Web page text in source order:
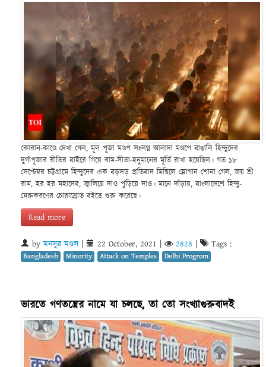
কোরান-কাণ্ডে দেখা গেল, মূল পূজা মণ্ডপ সংলগ্ন আলাদা মণ্ডপে বাঙালি হিন্দুদের
দুর্গাপূজার রীতির বাইরে গিয়ে রাম-সীতা-হনুমানের মূর্তি রাখা হয়েছিল। গত ১৮
সেপ্টেম্বর চট্টগ্রামে হিন্দুদের এক বড়সড় প্রতিবাদ মিছিলে স্লোগান শোনা গেল, জয় শ্রী
রাম, হর হর মহাদেব, জ্বালিয়ে দাও পুড়িয়ে দাও। মানে দাঁড়ায়, বাংলাদেশে হিন্দু-
মেরুকরণের চোরাস্রোত বইতে শুরু করেছে।
Read more
byমনসুর মণ্ডল| 22 October, 2021 2828 Tags :
Bangladesh Minority Attack on Temples Delhi Progrom
ভারতে গণতন্ত্রের নামে যা চলছে, তা তো সংখ্যাগুরুবাদই